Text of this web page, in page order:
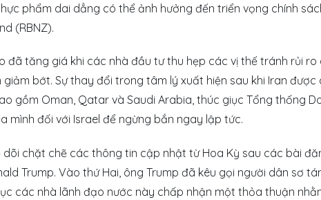
phẩm dai dẳng có thể ảnh hưởng đến triển vọng chính
(RBNZ).
đã tăng giá khi các nhà đầu tư thu hẹp các vị thế tránh rủi ro
bớt. Sự thay đổi trong tâm lý xuất hiện sau khi Iran được
gồm Oman, Qatar và Saudi Arabia, thúc giục Tổng thống
mình đối với Israel để ngừng bắn ngay lập tức.
chặt chẽ các thông tin cập nhật từ Hoa Kỳ sau các bài
Trump. Vào thứ Hai, ông Trump đã kêu gọi người dân sơ
các nhà lãnh đạo nước này chấp nhận một thỏa thuận